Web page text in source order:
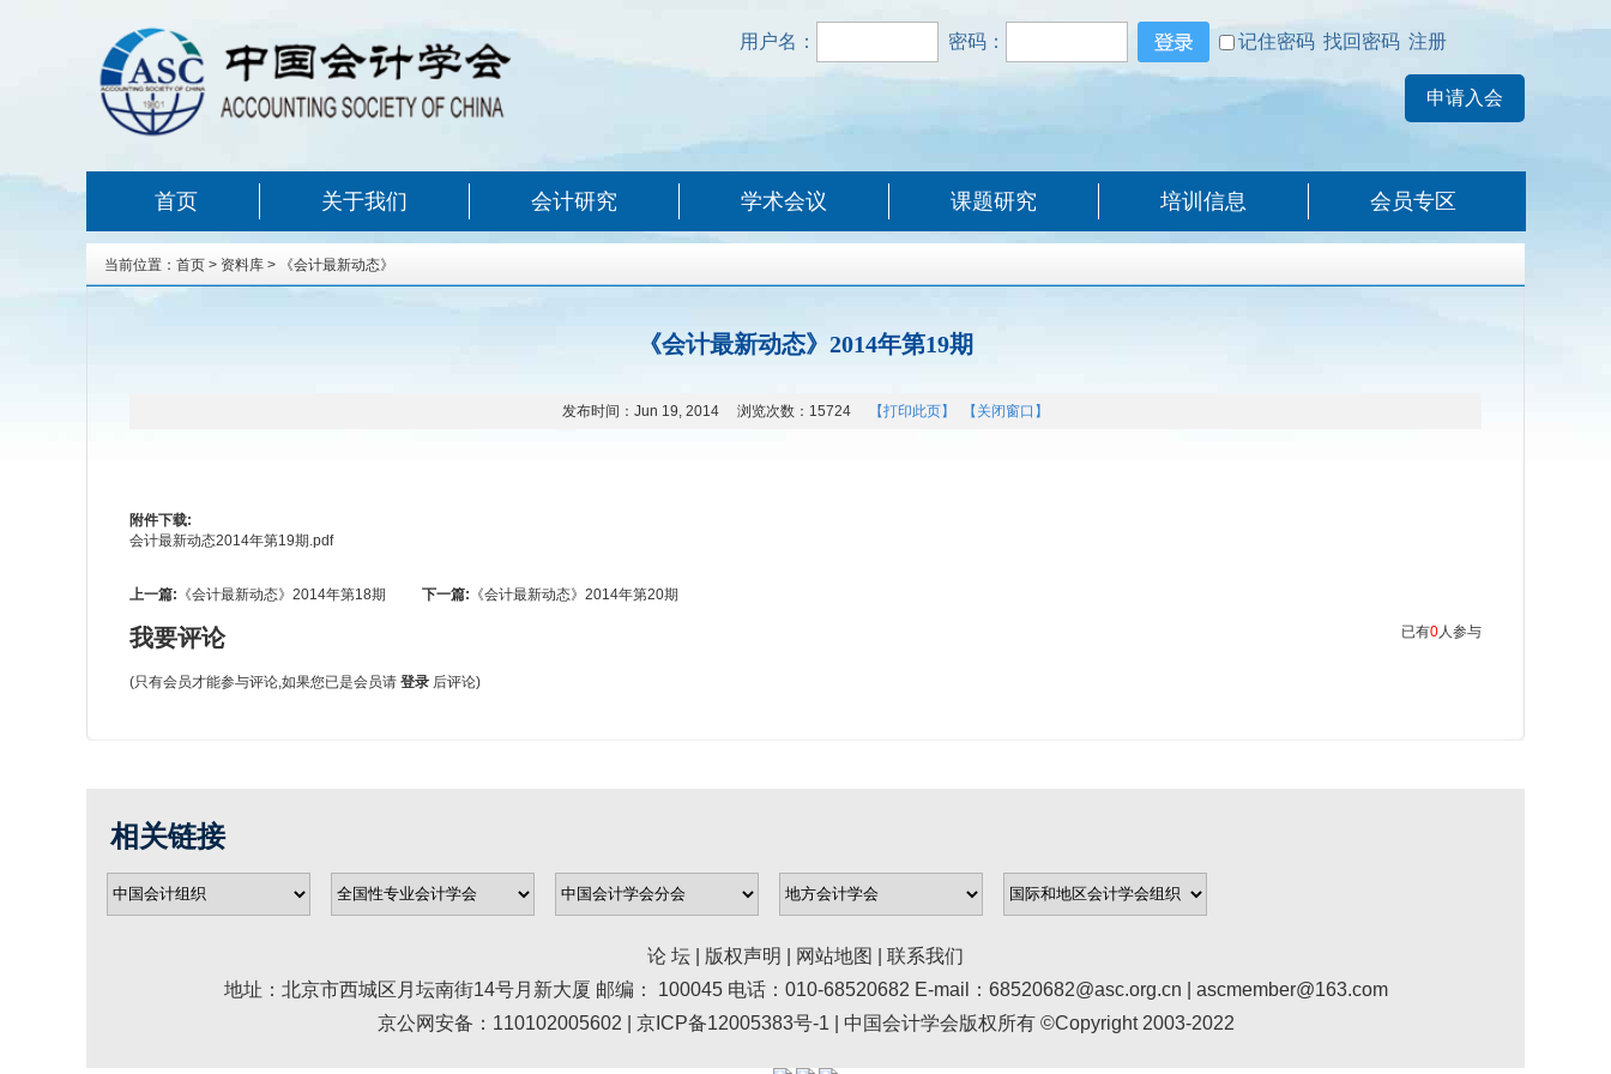
用户名： 密码： 记住密码 找回密码 注册
首页 关于我们 会计研究 学术会议 课题研究 培训信息 会员专区
当前位置： 首页 > 资料库 > 《会计最新动态》
《会计最新动态》2014年第19期
发布时间： Jun 19, 2014 浏览次数： 15724 【打印此页】 【关闭窗口】
附件下载:
会计最新动态2014年第19期.pdf
上一篇: 《会计最新动态》2014年第18期 下一篇: 《会计最新动态》2014年第20期
我要评论 已有0人参与
(只有会员才能参与评论,如果您已是会员请 登录 后评论)
相关链接
论 坛 版权声明 网站地图
联系我们
地址：北京市西城区月坛南街14号月新大厦 邮编： 100045 电话：010-68520682 E-mail：68520682@asc.org.cn | ascmember@163.com
京公网安备：110102005602 | 京ICP备12005383号-1 | 中国会计学会版权所有 ©Copyright 2003-2022